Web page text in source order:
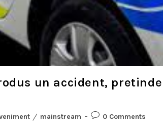
un accident,
/ mainstream 0 Comments